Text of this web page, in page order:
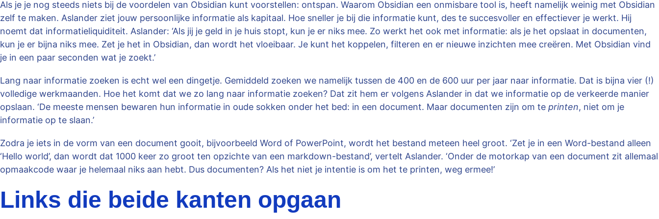
Als je je nog steeds niets bij de voordelen van Obsidian kunt voorstellen: ontspan. Waarom Obsidian een onmisbare tool is, heeft namelijk weinig met Obsidian
zelf te maken. Aslander ziet jouw persoonlijke informatie als kapitaal. Hoe sneller je bij die informatie kunt, des te succesvoller en effectiever je werkt. Hij
noemt dat informatieliquiditeit. Aslander: ‘Als jij je geld in je huis stopt, kun je er niks mee. Zo werkt het ook met informatie: als je het opslaat in documenten,
kun je er bijna niks mee. Zet je het in Obsidian, dan wordt het vloeibaar. Je kunt het koppelen, filteren en er nieuwe inzichten mee creëren. Met Obsidian vind
je in een paar seconden wat je zoekt.’
Lang naar informatie zoeken is echt wel een dingetje. Gemiddeld zoeken we namelijk tussen de 400 en de 600 uur per jaar naar informatie. Dat is bijna vier (!)
volledige werkmaanden. Hoe het komt dat we zo lang naar informatie zoeken? Dat zit hem er volgens Aslander in dat we informatie op de verkeerde manier
opslaan. ‘De meeste mensen bewaren hun informatie in oude sokken onder het bed: in een document. Maar documenten zijn om te printen, niet om je
informatie op te slaan.’
Zodra je iets in de vorm van een document gooit, bijvoorbeeld Word of PowerPoint, wordt het bestand meteen heel groot. ‘Zet je in een Word-bestand alleen
‘Hello world’, dan wordt dat 1000 keer zo groot ten opzichte van een markdown-bestand’, vertelt Aslander. ‘Onder de motorkap van een document zit allemaal
opmaakcode waar je helemaal niks aan hebt. Dus documenten? Als het niet je intentie is om het te printen, weg ermee!’
Links die beide kanten opgaan